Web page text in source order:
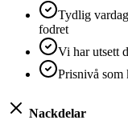
Tydlig
fodret
Vi har utsett
Prisnivå
Nackdelar